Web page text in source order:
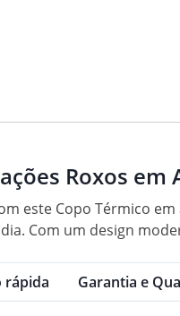
Roxos em
este Copo Térmico
Com um design
rápida Garantia e